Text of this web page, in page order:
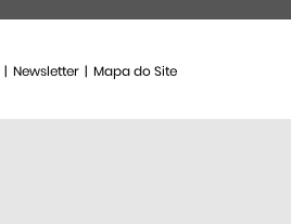
Newsletter Mapa do Site